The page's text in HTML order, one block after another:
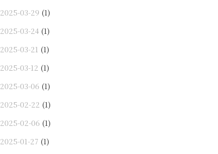
2025-03-29 (1)
2025-03-24 (1)
2025-03-21 (1)
2025-03-12 (1)
2025-03-06 (1)
2025-02-22 (1)
2025-02-06 (1)
2025-01-27 (1)